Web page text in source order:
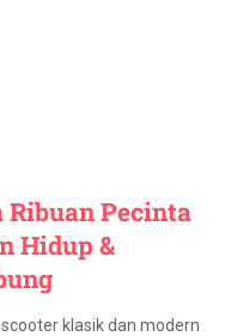
Ribuan Pecinta
Hidup &
klasik dan modern